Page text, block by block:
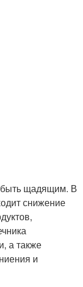
быть щадящим. В
снижение
а также
и